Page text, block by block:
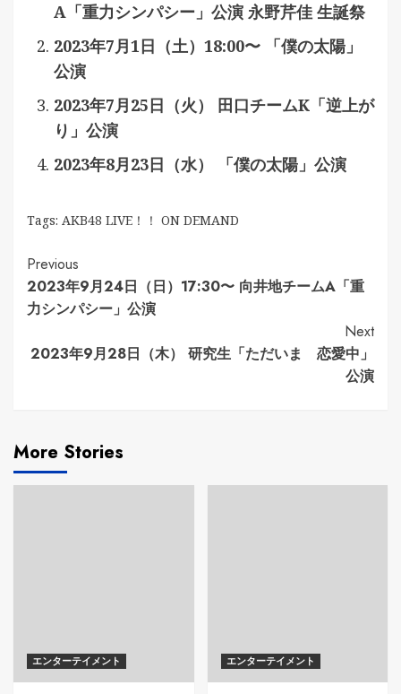
A「重力シンパシー」公演 永野芹佳 生誕祭
2023年7月1日（土）18:00〜 「僕の太陽」
公演
2023年7月25日（火） 田口チームK「逆上が
り」公演
2023年8月23日（水） 「僕の太陽」公演
Tags: AKB48 LIVE！！ ON DEMAND
Continue
Reading
Previous
2023年9月24日（日）17:30〜 向井地チームA「重
力シンパシー」公演
Next
2023年9月28日（木） 研究生「ただいま 恋愛中」
公演
More Stories
エンターテイメント エンターテイメント